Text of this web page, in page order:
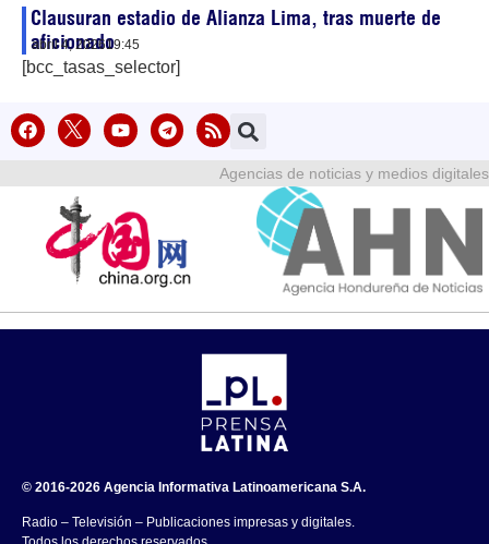
Clausuran estadio de Alianza Lima, tras muerte de
aficionado
abril 4, 202619:45
[bcc_tasas_selector]
Agencias de noticias y medios digitales
© 2016-2026 Agencia Informativa Latinoamericana S.A.
Radio – Televisión – Publicaciones impresas y digitales.